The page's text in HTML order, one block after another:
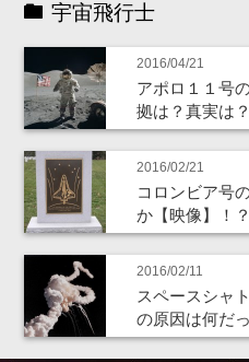
宇宙飛行士
2016/04/21
アポロ１１号
拠は？真実は
2016/02/21
コロンビア号
か【映像】！？
2016/02/11
スペースシャ
の原因は何だ